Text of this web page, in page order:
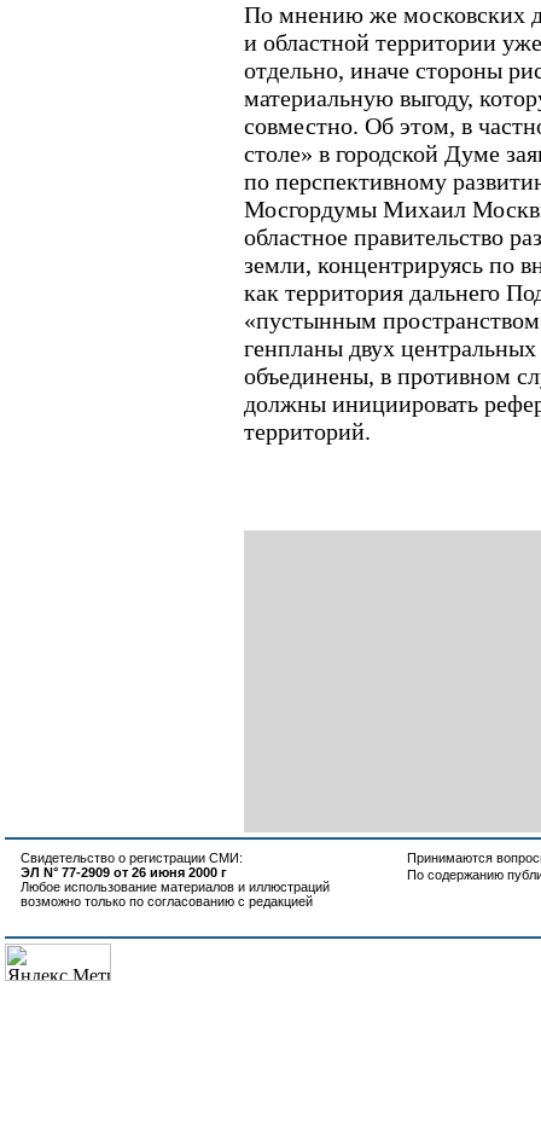
По мнению же московских
и областной территории
отдельно, иначе стороны
материальную выгоду,
совместно. Об этом, в
столе» в городской Думе
по перспективному
Мосгордумы Михаил
областное правительство
земли, концентрируясь по
как территория дальнего
«пустынным
генпланы двух
объединены, в противном
должны инициировать
территорий.
Свидетельство о регистрации СМИ:
ЭЛ N° 77-2909 от 26 июня 2000 г
Любое использование материалов и иллюстраций
возможно только по согласованию с редакцией
Принимаются
По содержанию